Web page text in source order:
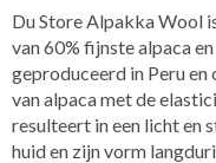
Du Store Alpakka Wool
van 60% fijnste alpaca
geproduceerd in Peru
van alpaca met de
resulteert in een licht en
huid en zijn vorm